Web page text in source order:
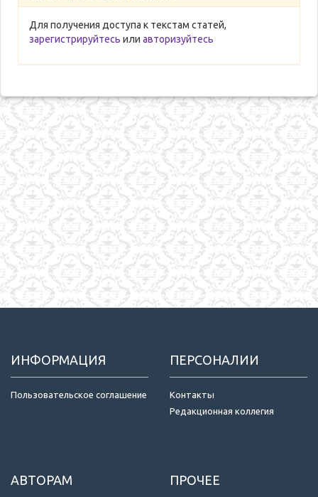
Для получения доступа к текстам статей,
зарегистрируйтесь или авторизуйтесь
ИНФОРМАЦИЯ
Пользовательское соглашение
ПЕРСОНАЛИИ
Контакты
Редакционная коллегия
АВТОРАМ ПРОЧЕЕ